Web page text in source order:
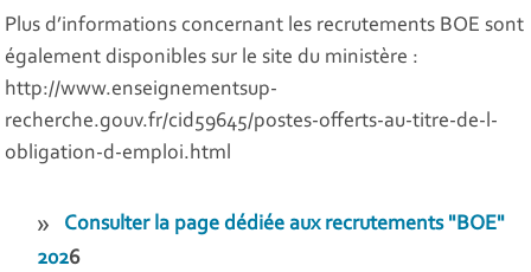
Plus d’informations concernant les recrutements BOE sont
également disponibles sur le site du ministère :
http://www.enseignementsup-
recherche.gouv.fr/cid59645/postes-offerts-au-titre-de-l-
obligation-d-emploi.html
Consulter la page dédiée aux recrutements "BOE"
2026